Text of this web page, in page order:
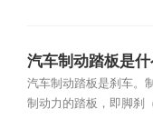
汽车制动踏板是
汽车制动踏板是刹车。
制动力的踏板，即脚刹